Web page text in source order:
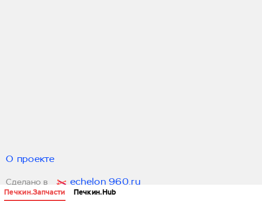
Печкин.Запчасти Печкин.Hub
О проекте
Сделано в echelon 960.ru